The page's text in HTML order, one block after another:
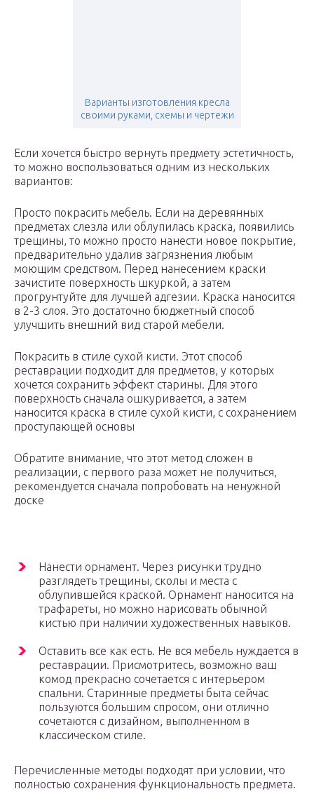
Варианты изготовления кресла
своими руками, схемы и чертежи
Если хочется быстро вернуть предмету эстетичность,
то можно воспользоваться одним из нескольких
вариантов:
Просто покрасить мебель. Если на деревянных
предметах слезла или облупилась краска, появились
трещины, то можно просто нанести новое покрытие,
предварительно удалив загрязнения любым
моющим средством. Перед нанесением краски
зачистите поверхность шкуркой, а затем
прогрунтуйте для лучшей адгезии. Краска наносится
в 2-3 слоя. Это достаточно бюджетный способ
улучшить внешний вид старой мебели.
Покрасить в стиле сухой кисти. Этот способ
реставрации подходит для предметов, у которых
хочется сохранить эффект старины. Для этого
поверхность сначала ошкуривается, а затем
наносится краска в стиле сухой кисти, с сохранением
проступающей основы
Обратите внимание, что этот метод сложен в
реализации, с первого раза может не получиться,
рекомендуется сначала попробовать на ненужной
доске
Нанести орнамент. Через рисунки трудно
разглядеть трещины, сколы и места с
облупившейся краской. Орнамент наносится на
трафареты, но можно нарисовать обычной
кистью при наличии художественных навыков.
Оставить все как есть. Не вся мебель нуждается в
реставрации. Присмотритесь, возможно ваш
комод прекрасно сочетается с интерьером
спальни. Старинные предметы быта сейчас
пользуются большим спросом, они отлично
сочетаются с дизайном, выполненном в
классическом стиле.
Перечисленные методы подходят при условии, что
полностью сохранения функциональность предмета.